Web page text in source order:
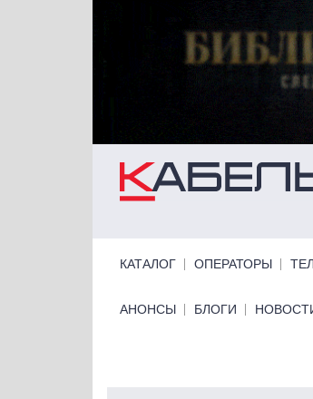
КАТАЛОГ ОПЕРАТОРЫ
Primary links bottom
АНОНСЫ БЛОГИ